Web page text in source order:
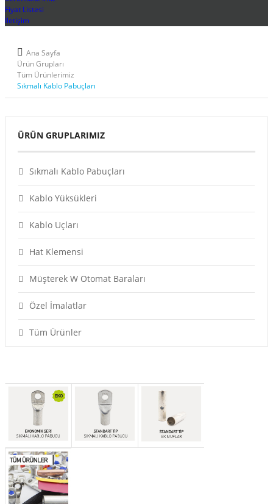
Fiyat Listesi
İletişim
Ana Sayfa
Ürün Grupları
Tüm Ürünlerimiz
Sıkmalı Kablo Pabuçları
ÜRÜN GRUPLARIMIZ
Sıkmalı Kablo Pabuçları
Kablo Yüksükleri
Kablo Uçları
Hat Klemensi
Müşterek W Otomat Baraları
Özel İmalatlar
Tüm Ürünler